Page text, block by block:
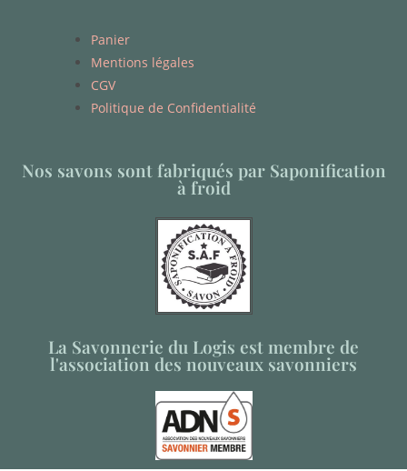
Panier
Mentions légales
CGV
Politique de Confidentialité
Nos savons sont fabriqués par Saponification
à froid
La Savonnerie du Logis est membre de
l'association des nouveaux savonniers